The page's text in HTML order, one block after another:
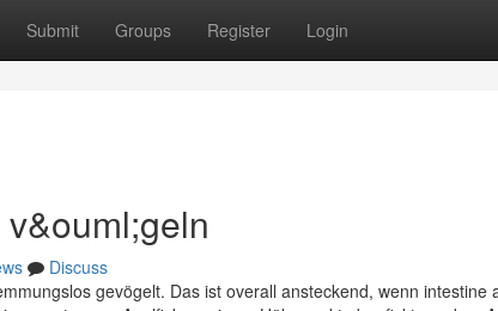
Submit Groups Register Login
Discuss
gevögelt. Das ist overall ansteckend, wenn intestine